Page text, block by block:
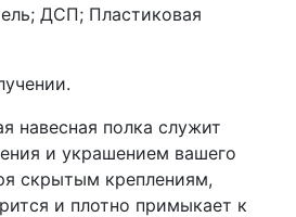
ДСП; Пластиковая
навесная полка служит
и украшением вашего
скрытым креплениям,
и плотно примыкает к